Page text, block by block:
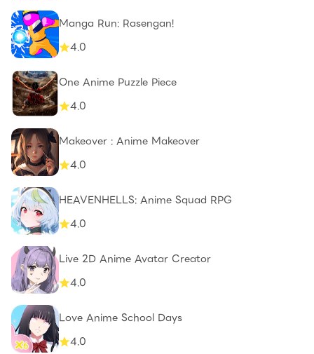
Manga Run: Rasengan!
4.0
One Anime Puzzle Piece
4.0
Makeover : Anime Makeover
4.0
HEAVENHELLS: Anime Squad RPG
4.0
Live 2D Anime Avatar Creator
4.0
Love Anime School Days
4.0